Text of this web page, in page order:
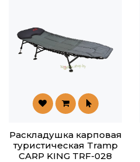
Раскладушка карповая
туристическая Tramp
CARP KING TRF-028